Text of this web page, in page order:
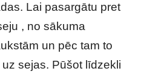
Lai pasargātu pret
, no sākuma
un pēc tam to
sejas. Pūšot līdzekli